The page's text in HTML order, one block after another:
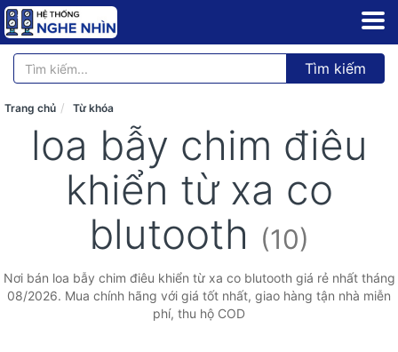
Tìm kiếm
Trang chủ Từ khóa
loa bẫy chim điêu
khiển từ xa co
blutooth (10)
Nơi bán loa bẫy chim điêu khiển từ xa co blutooth giá rẻ nhất tháng
08/2026. Mua chính hãng với giá tốt nhất, giao hàng tận nhà miễn
phí, thu hộ COD